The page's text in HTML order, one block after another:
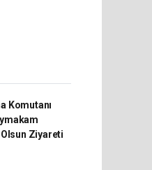
Komutanı
Olsun Ziyareti